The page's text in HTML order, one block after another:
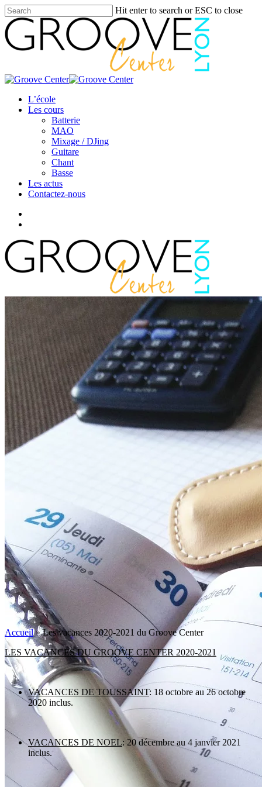
Skip
to
main
content
Hit enter to search or ESC to close
Close
Search
search
Menu
L’école
Les cours
Batterie
MAO
Mixage / DJing
Guitare
Chant
Basse
Les actus
Contactez-nous
Accueil»Les vacances 2020-2021 du Groove Center
LES VACANCES DU GROOVE CENTER 2020-2021
VACANCES DE TOUSSAINT: 18 octobre au 26 octobre
2020 inclus.
VACANCES DE NOEL: 20 décembre au 4 janvier 2021
inclus.